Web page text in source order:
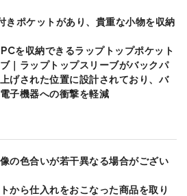
きポケットがあり、貴重な小物を収納
を収納できるラップトップポケット
｜ラップトップスリーブがバックパ
げされた位置に設計されており、バ
子機器への衝撃を軽減
の色合いが若干異なる場合がござい
から仕入れをおこなった商品を取り